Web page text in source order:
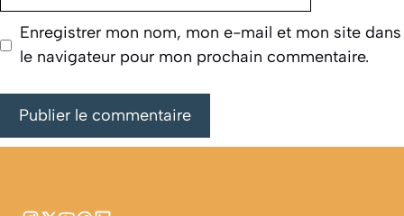
Enregistrer mon nom, mon e-mail et mon site dans
le navigateur pour mon prochain commentaire.